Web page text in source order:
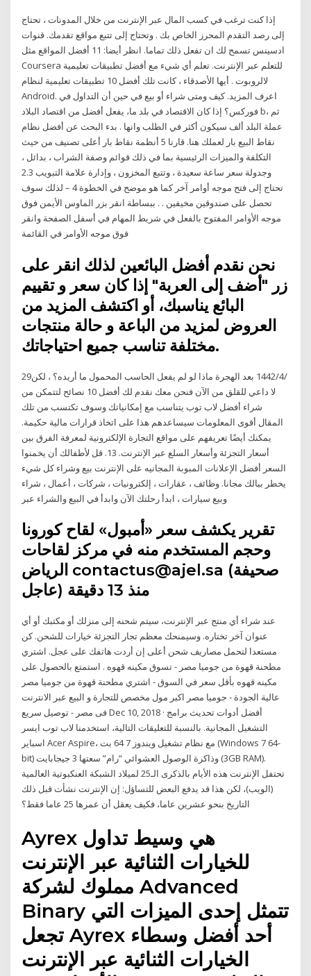
إذا كنت ترغب في كسب المال عبر الإنترنت من خلال المدونات ، تحتاج
إلى رصد التقدم المحرز الخاص بك . وتحتاج إلى تتبع مواقع تقدمك. قنوات
ادسينس تسمح لك ان تفعل ذلك تماما. انظر أيضا: 11 أفضل المواقع مثل
Coursera للتعلم عبر الإنترنت. تعلم أي شيء مع أفضل تطبيقات تعليمية
لالروبوت . أيها الأصدقاء ، كانت تلك أفضل 10 تطبيقات تعليمية لنظام
Android. اعرف المزيد. كيف ومتى شراء أو بيع في حين أن التداول في
فوركس؟ إذا كان الاقتصاد في بلد ما، يفعل أفضل من اقتصاد البلاد b، ثم
عملة البلد ألف سيكون أكثر في الطلب وانها . بدء البحث عن أفضل نظام
نقاط البيع بار لعملك هنا. قارنا 5 أنظمة نقاط بار أعلى تصنيف من حيث
التكلفة والميزات الرئيسية بما في ذلك قوائم وصفة الشراب ، بدائل ،
وجدولة سعر ساعة سعيدة ، وتتبع المخزون ، وإدارة علامة التبويب 2.3
تحتاج إلى فتح موجه أوامر آخر كما هو موضح في الخطوة 4 – لذلك سوف
تحصل على صندوقين مخيفين . . ببساطة انقر بزر الماوس الأيمن فوق
موجه الأوامر المفتوح بالفعل في شريط المهام في أسفل الصفحة وانقر
فوق موجه الأوامر في القائمة
نحن نقدم أفضل البائعين لذلك انقر على
زر "أضف إلى العربة" إذا كان سعر و تقييم
البائع يناسبك، أو اكتشف المزيد من
العروض لمزيد من الباعة و حالة منتجات
مختلفة تناسب جميع احتياجاتك.
29‏‏/4‏‏/1442 بعد الهجرة ماذا لو لم يفعل الحاسب المحمول ما أريده؟ ، لكن
لا داعي للقلق من الآن فنحن معك نقدم لك أفضل 10 نصائح لتتمكن من
شراء أفضل لاب توب يتناسب مع إمكانياتك وسوف تكتسب من تلك
المقال أقوى المعلومات سيساعدهم هذا على اتخاذ قرارات مالية حكيمة.
يمكنك أيضًا تعريفهم على مواقع التجارة الإلكترونية لمعرفة الفرق بين
أسعار التجزئة وأسعار السلع عبر الإنترنت. 13. قل لأطفالك أن يخمنوا
السعر أفضل الإعلانات المبوبة المجانيه على الإنترنت بيع وشراء كل شيء
يخطر ببالك مجانا. وظائف ، عقارات ، إلكترونيات ، شركات ، أعمال ، شراء
وبيع سيارات ، ابدأ رحلتك الآن وابدأ في البيع والشراء عبر
تقرير يكشف سعر «أمبول» لقاح كورونا
وحجم المستخدم منه في مركز لقاحات
الرياض contactus@ajel.sa (صحيفة
عاجل) منذ 13 دقيقة
عند شراء أي منتج عبر الإنترنت، سيتم شحنه إلى منزلك أو مكتبك أو أي
عنوان آخر تختاره. وسيمنحك معظم تجار التجزئة خيارات للشحن. كن
مستعدا لتحمل مصاريف شحن أعلى إن أردت هاتفك على عجل. اشتري
مطحنة قهوة من جوميا مصر - تسوق مكينه قهوه . استمتع بالحصول على
مكينه قهوه بأقل سعر في السوق - اشتري مطحنة قهوة من جوميا مصر
عالية الجودة - جوميا مصر اكبر مول مخصص للتجارة و البيع عبر الانترنت
فى مصر - توصيل سريع Dec 10, 2018 · أفضل أدوات تحديث برامج
التشغيل المجانية. بالنسبة للتعليقات التالية، استخدمنا لاب توب ايسر
اسباير Acer Aspire، مع نظام تشغيل ويندوز 7 64 بت (Windows 7 64-
bit) وذاكرة الوصول العشوائي “رام” سعتها 3 جيجابايت (3GB RAM).
تحتفل الإنترنت هذه الأيام بالذكرى الـ25 لميلاد الشبكة العنكبوتية العالمية
(الويب)، لكن هذا قد يدفع البعض للتساؤل: إن الإنترنت نشأت قبل ذلك
التاريخ بنحو عشرين عاما، فكيف يعقل أن عمرها 25 عاما فقط؟
Ayrex هي وسيط تداول
للخيارات الثنائية عبر الإنترنت
مملوك لشركة Advanced
Binary تتمثل إحدى الميزات التي
تجعل Ayrex أحد أفضل وسطاء
الخيارات الثنائية عبر الإنترنت